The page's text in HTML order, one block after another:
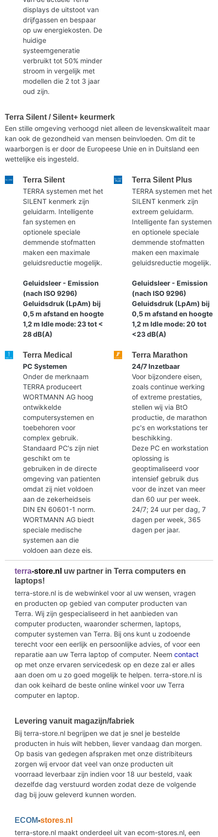
displays de uitstoot van
drijfgassen en bespaar
op uw energiekosten. De
huidige
systeemgeneratie
verbruikt tot 50% minder
stroom in vergelijk met
modellen die 2 tot 3 jaar
oud zijn.
Terra Silent / Silent+ keurmerk
Een stille omgeving verhoogd niet alleen de levenskwaliteit maar
kan ook de gezondheid van mensen beinvloeden. Om dit te
waarborgen is er door de Europeese Unie en in Duitsland een
wettelijke eis ingesteld.
Terra Silent
TERRA systemen met het
SILENT kenmerk zijn
geluidarm. Intelligente
fan systemen en
optionele speciale
demmende stofmatten
maken een maximale
geluidsreductie mogelijk.
Geluidsleer - Emission
(nach ISO 9296)
Geluidsdruk (LpAm) bij
0,5 m afstand en hoogte
1,2 m Idle mode: 23 tot <
28 dB(A)
Terra Silent Plus
TERRA systemen met het
SILENT kenmerk zijn
extreem geluidarm.
Intelligente fan systemen
en optionele speciale
demmende stofmatten
maken een maximale
geluidsreductie mogelijk.
Geluidsleer - Emission
(nach ISO 9296)
Geluidsdruk (LpAm) bij
0,5 m afstand en hoogte
1,2 m Idle mode: 20 tot
<23 dB(A)
Terra Medical
PC Systemen
Onder de merknaam
TERRA produceert
WORTMANN AG hoog
ontwikkelde
computersystemen en
toebehoren voor
complex gebruik.
Standaard PC's zijn niet
geschikt om te
gebruiken in de directe
omgeving van patienten
omdat zij niet voldoen
aan de zekerheidseis
DIN EN 60601-1 norm.
WORTMANN AG biedt
speciale medische
systemen aan die
voldoen aan deze eis.
Terra Marathon
24/7 Inzetbaar
Voor bijzondere eisen,
zoals continue werking
of extreme prestaties,
stellen wij via BtO
productie, de marathon
pc's en workstations ter
beschikking.
Deze PC en workstation
oplossing is
geoptimaliseerd voor
intensief gebruik dus
voor de inzet van meer
dan 60 uur per week.
24/7; 24 uur per dag, 7
dagen per week, 365
dagen per jaar.
terra-store.nl uw partner in Terra computers en
laptops!
terra-store.nl is de webwinkel voor al uw wensen, vragen
en producten op gebied van computer producten van
Terra. Wij zijn gespecialiseerd in het aanbieden van
computer producten, waaronder schermen, laptops,
computer systemen van Terra. Bij ons kunt u zodoende
terecht voor een eerlijk en persoonlijke advies, of voor een
reparatie aan uw Terra laptop of computer. Neem contact
op met onze ervaren servicedesk op en deze zal er alles
aan doen om u zo goed mogelijk te helpen. terra-store.nl is
dan ook keihard de beste online winkel voor uw Terra
computer en laptop.
Levering vanuit magazijn/fabriek
Bij terra-store.nl begrijpen we dat je snel je bestelde
producten in huis wilt hebben, liever vandaag dan morgen.
Op basis van gedegen afspraken met onze distribiteurs
zorgen wij ervoor dat veel van onze producten uit
voorraad leverbaar zijn indien voor 18 uur besteld, vaak
dezelfde dag verstuurd worden zodat deze de volgende
dag bij jouw geleverd kunnen worden.
ECOM-stores.nl
terra-store.nl maakt onderdeel uit van ecom-stores.nl, een